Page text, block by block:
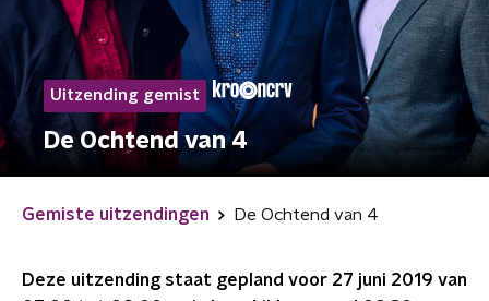
Uitzending gemist
De Ochtend van 4
Gemiste uitzendingen De Ochtend van 4
Deze uitzending staat gepland voor 27 juni 2019 van